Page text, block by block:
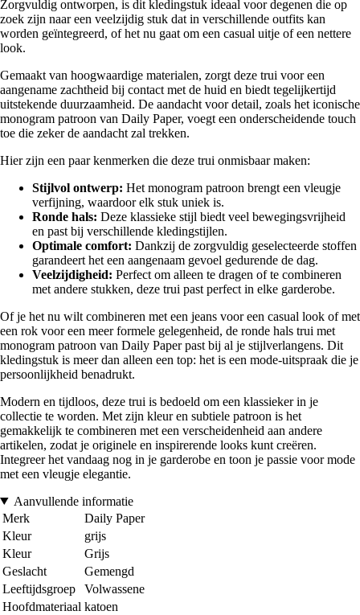
Zorgvuldig ontworpen, is dit kledingstuk ideaal voor degenen die op
zoek zijn naar een veelzijdig stuk dat in verschillende outfits kan
worden geïntegreerd, of het nu gaat om een casual uitje of een nettere
look.
Gemaakt van hoogwaardige materialen, zorgt deze trui voor een
aangename zachtheid bij contact met de huid en biedt tegelijkertijd
uitstekende duurzaamheid. De aandacht voor detail, zoals het iconische
monogram patroon van Daily Paper, voegt een onderscheidende touch
toe die zeker de aandacht zal trekken.
Hier zijn een paar kenmerken die deze trui onmisbaar maken:
Stijlvol ontwerp: Het monogram patroon brengt een vleugje
verfijning, waardoor elk stuk uniek is.
Ronde hals: Deze klassieke stijl biedt veel bewegingsvrijheid
en past bij verschillende kledingstijlen.
Optimale comfort: Dankzij de zorgvuldig geselecteerde stoffen
garandeert het een aangenaam gevoel gedurende de dag.
Veelzijdigheid: Perfect om alleen te dragen of te combineren
met andere stukken, deze trui past perfect in elke garderobe.
Of je het nu wilt combineren met een jeans voor een casual look of met
een rok voor een meer formele gelegenheid, de ronde hals trui met
monogram patroon van Daily Paper past bij al je stijlverlangens. Dit
kledingstuk is meer dan alleen een top: het is een mode-uitspraak die je
persoonlijkheid benadrukt.
Modern en tijdloos, deze trui is bedoeld om een klassieker in je
collectie te worden. Met zijn kleur en subtiele patroon is het
gemakkelijk te combineren met een verscheidenheid aan andere
artikelen, zodat je originele en inspirerende looks kunt creëren.
Integreer het vandaag nog in je garderobe en toon je passie voor mode
met een vleugje elegantie.
Aanvullende informatie
Merk
Daily Paper
Kleur
grijs
Kleur
Grijs
Geslacht
Gemengd
Leeftijdsgroep
Volwassene
Hoofdmateriaal katoen